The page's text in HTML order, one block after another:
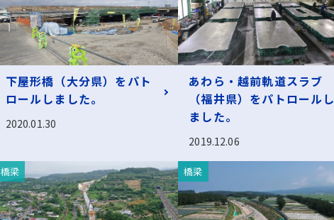
下屋形橋（大分県）をパト
ロールしました。
2020.01.30
あわら・越前軌道スラブ
（福井県）をパトロールし
ました。
2019.12.06
橋梁 橋梁